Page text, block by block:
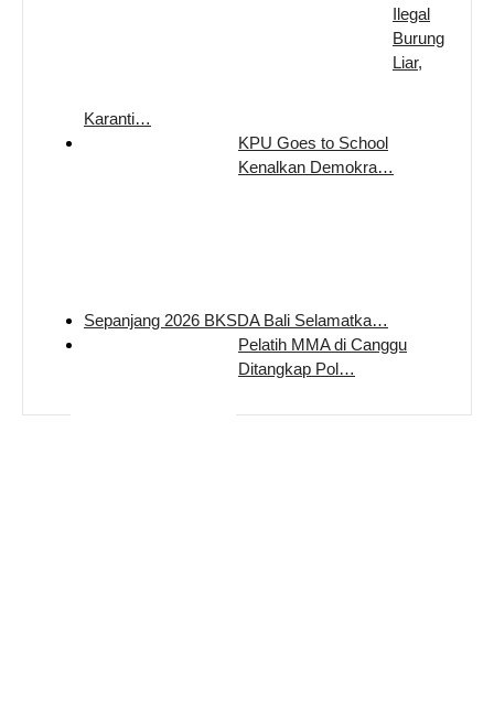
Ilegal
Burung
Liar,
Karanti…
KPU Goes to School
Kenalkan Demokra…
Sepanjang 2026 BKSDA Bali Selamatka…
Pelatih MMA di Canggu
Ditangkap Pol…